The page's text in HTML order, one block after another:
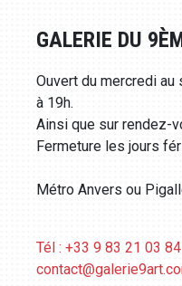
GALERIE DU
Ouvert du mercredi
à 19h.
Ainsi que sur rendez-
Fermeture les jours
Métro Anvers ou
Tél : +33 9 83 21 03 84